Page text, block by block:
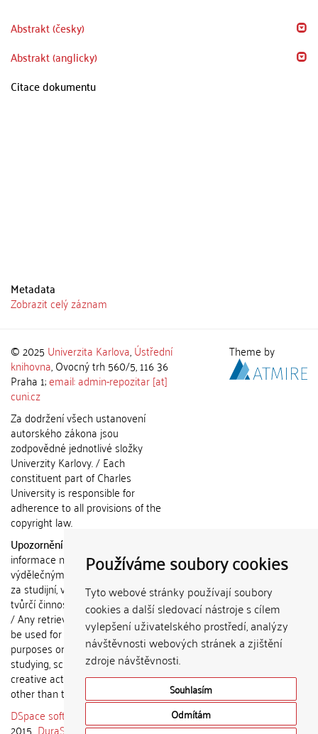
Používáme soubory cookies
Tyto webové stránky používají soubory
cookies a další sledovací nástroje s cílem
vylepšení uživatelského prostředí, analýzy
návštěvnosti webových stránek a zjištění
zdroje návštěvnosti.
Souhlasím
Odmítám
Abstrakt (česky)
Abstrakt (anglicky)
Citace dokumentu
Metadata
Zobrazit celý záznam
© 2025 Univerzita Karlova,Ústřední
knihovna, Ovocný trh 560/5, 116 36
Praha 1;email: admin-repozitar [at]
cuni.cz
Za dodržení všech ustanovení
autorského zákona jsou
zodpovědné jednotlivé složky
Univerzity Karlovy. / Each
constituent part of Charles
University is responsible for
adherence to all provisions of the
copyright law.
Upozornění / Notice:
informace nemohou být použity k
výdělečným účelům nebo vydávány
za studijní, vědeckou nebo jinou
tvůrčí činnost jiné osoby než autora.
/ Any retrieved information shall not
be used for any commercial
purposes or claimed as results of
studying, scientific or any other
creative activities of any person
other than the author.
DSpace software
copyright © 2002-
2015 DuraSpace
Theme by